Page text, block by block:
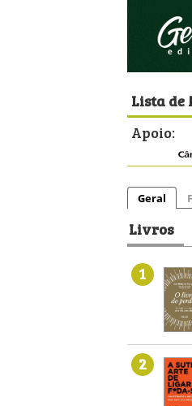
Lista de
Apoio:
Geral
Livros
1
2